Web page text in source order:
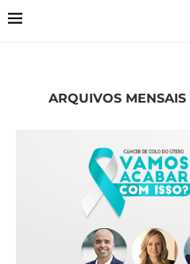
ARQUIVOS MENSAIS